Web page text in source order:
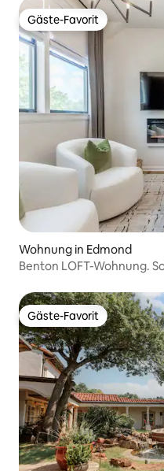
Gäste-Favorit
Gäste-Favorit
Wohnung in Edmond
Benton LOFT-Wohnung.
Gäste-Favorit
Gäste-Favorit